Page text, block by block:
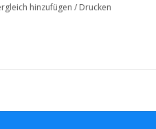
hinzufügen / Drucken